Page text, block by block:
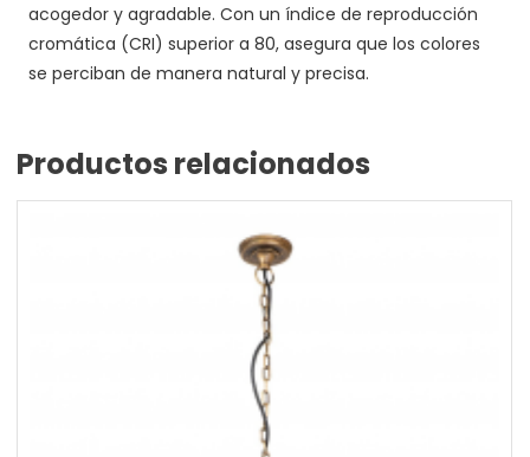
acogedor y agradable. Con un índice de reproducción
cromática (CRI) superior a 80, asegura que los colores
se perciban de manera natural y precisa.
Productos relacionados